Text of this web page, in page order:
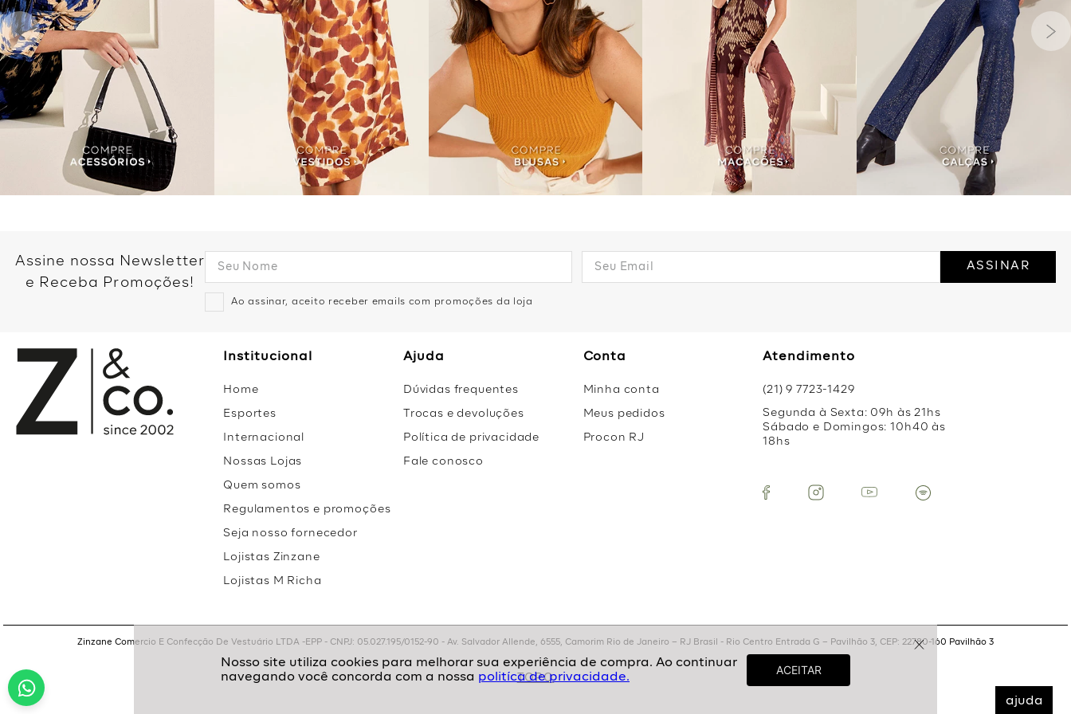
ajuda
politíca de privacidade.
Assine nossa Newsletter
e Receba Promoções!
Ao assinar, aceito receber emails com promoções da loja
ASSINAR
Institucional
Home
Esportes
Internacional
Nossas Lojas
Quem somos
Regulamentos e promoções
Seja nosso fornecedor
Lojistas Zinzane
Lojistas M Richa
Ajuda
Dúvidas frequentes
Trocas e devoluções
Política de privacidade
Fale conosco
Conta
Minha conta
Meus pedidos
Procon RJ
Atendimento
(21) 9 7723-1429
Segunda à Sexta: 09h às 21hs
Sábado e Domingos: 10h40 às
18hs
Zinzane Comercio E Confecção De Vestuário LTDA -EPP - CNPJ: 05.027.195/0152-90 - Av. Salvador Allende, 6555, Camorim Rio de Janeiro – RJ Brasil - Rio Centro Entrada G – Pavilhão 3, CEP: 22780-160 Pavilhão 3
TOPO